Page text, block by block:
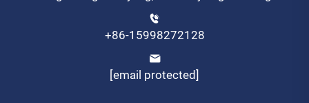
+86-15998272128
[email protected]